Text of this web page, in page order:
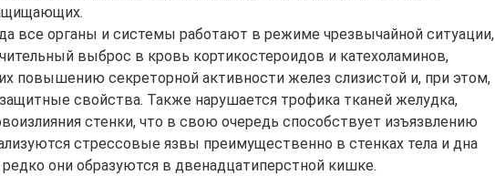
все органы и системы работают в режиме чрезвычайной ситуации,
выброс в кровь кортикостероидов и катехоламинов,
повышению секреторной активности желез слизистой и, при этом,
свойства. Также нарушается трофика тканей желудка,
стенки, что в свою очередь способствует изъязвлению
стрессовые язвы преимущественно в стенках тела и дна
они образуются в двенадцатиперстной кишке.